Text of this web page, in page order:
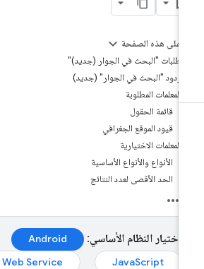
على هذه الصفحة
طلبات "البحث في الجوار (جديد)"
ردود "البحث في الجوار" (جديد)
المعلمات المطلوبة
قائمة الحقول
قيود الموقع الجغرافي
المعلمات الاختيارية
الأنواع والأنواع الأساسية
الحد الأقصى لعدد النتائج
اختيار النظام الأساسي: Android
JavaScript
Web Service